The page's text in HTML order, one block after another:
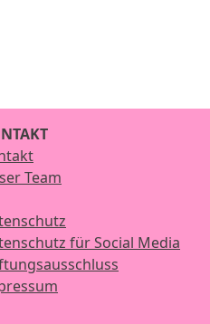
Team
für Social Media